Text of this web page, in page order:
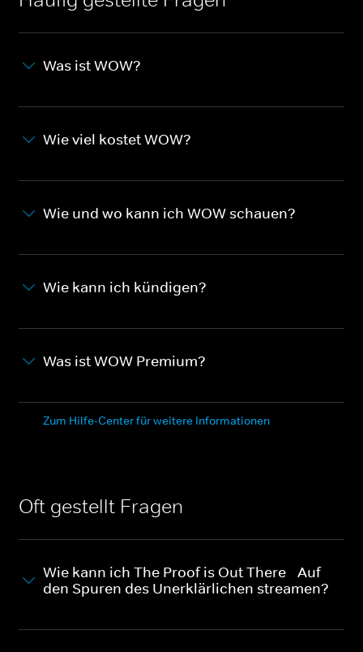
Was ist WOW?
Wie viel kostet WOW?
Wie und wo kann ich WOW schauen?
Wie kann ich kündigen?
Was ist WOW Premium?
Zum Hilfe-Center für weitere Informationen
Oft gestellt Fragen
Wie kann ich The Proof is Out There - Auf
den Spuren des Unerklärlichen streamen?